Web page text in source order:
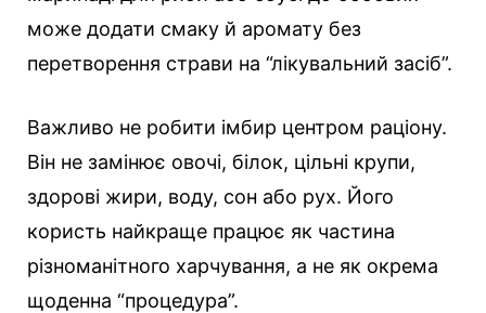
може додати смаку й аромату без
перетворення страви на “лікувальний засіб”.
Важливо не робити імбир центром раціону.
Він не замінює овочі, білок, цільні крупи,
здорові жири, воду, сон або рух. Його
користь найкраще працює як частина
різноманітного харчування, а не як окрема
щоденна “процедура”.